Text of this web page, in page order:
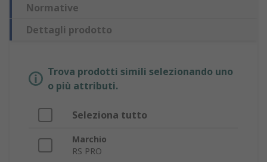
Normative
Dettagli prodotto
Trova prodotti simili selezionando uno
o più attributi.
Seleziona tutto
Marchio
RS PRO